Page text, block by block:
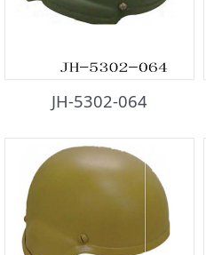
JH-5302-064